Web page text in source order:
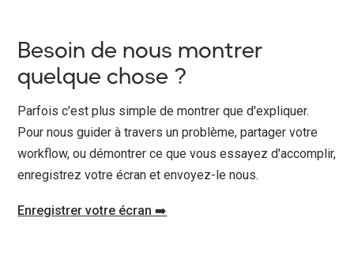
Besoin de nous montrer
quelque chose ?
Parfois c'est plus simple de montrer que d'expliquer.
Pour nous guider à travers un problème, partager votre
workflow, ou démontrer ce que vous essayez d'accomplir,
enregistrez votre écran et envoyez-le nous.
Enregistrer votre écran ➡️